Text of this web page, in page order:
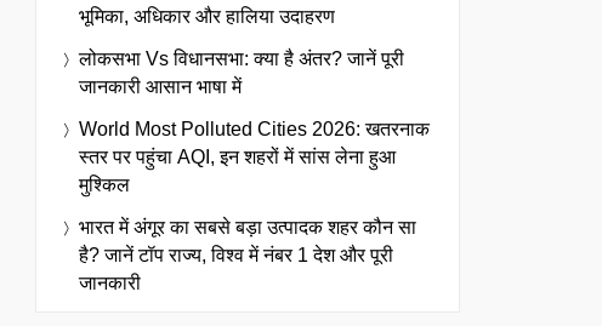
भूमिका, अधिकार और हालिया उदाहरण
लोकसभा Vs विधानसभा: क्या है अंतर? जानें पूरी
जानकारी आसान भाषा में
World Most Polluted Cities 2026: खतरनाक
स्तर पर पहुंचा AQI, इन शहरों में सांस लेना हुआ
मुश्किल
भारत में अंगूर का सबसे बड़ा उत्पादक शहर कौन सा
है? जानें टॉप राज्य, विश्व में नंबर 1 देश और पूरी
जानकारी